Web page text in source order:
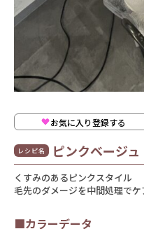
お気に入り登録する
レシピ名 ピンクベージュ
くすみのあるピンクスタイル
毛先のダメージを中間処理で
■カラーデータ